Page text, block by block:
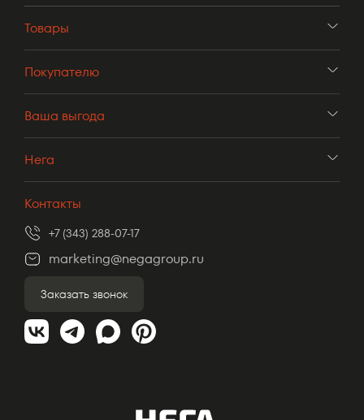
Товары
Покупателю
Ваша выгода
Нега
Контакты
+7 (343) 288-07-17
marketing@negagroup.ru
Заказать звонок